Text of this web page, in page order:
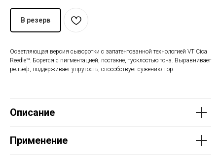
В резерв
Осветляющая версия сыворотки с запатентованной технологией VT Cica
Reedle™. Борется с пигментацией, постакне, тусклостью тона. Выравнивает
рельеф, поддерживает упругость, способствует сужению пор.
Описание
Применение